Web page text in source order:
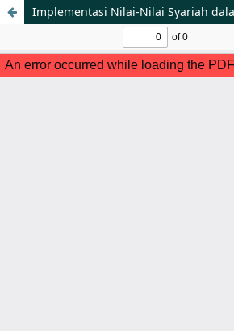
Implementasi Nilai-Nilai Syariah